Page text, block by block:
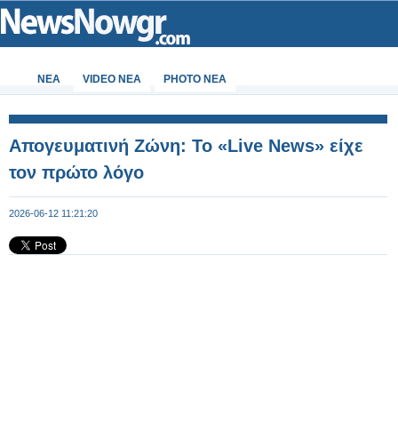
ΝΕΑ VIDEO NEA PHOTO NEA
Απογευματινή Ζώνη: Το «Live News» είχε
τον πρώτο λόγο
2026-06-12 11:21:20